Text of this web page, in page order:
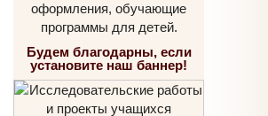
оформления, обучающие
программы для детей.
Будем благодарны, если
установите наш баннер!